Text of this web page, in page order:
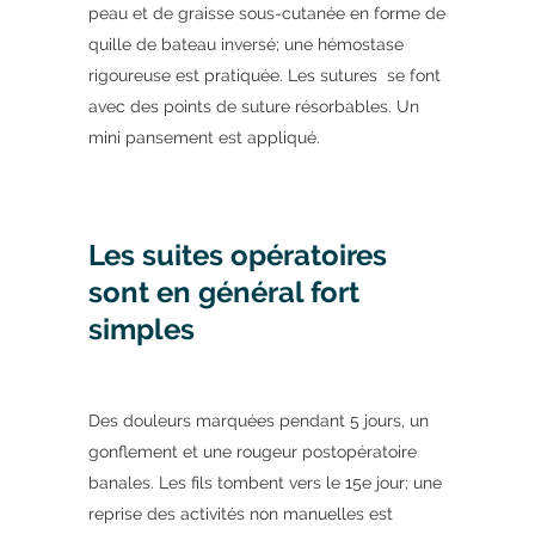
peau et de graisse sous-cutanée en forme de
quille de bateau inversé; une hémostase
rigoureuse est pratiquée. Les sutures se font
avec des points de suture résorbables. Un
mini pansement est appliqué.
Les suites opératoires
sont en général fort
simples
Des douleurs marquées pendant 5 jours, un
gonflement et une rougeur postopératoire
banales. Les fils tombent vers le 15e jour; une
reprise des activités non manuelles est